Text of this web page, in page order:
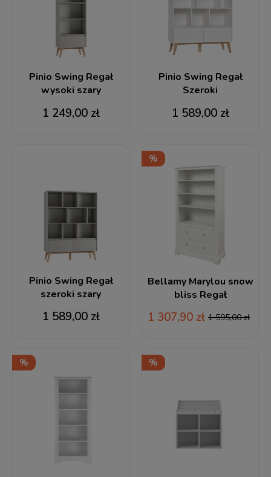
Pinio Swing Regał
wysoki szary
1 249,00 zł
Pinio Swing Regał
Szeroki
1 589,00 zł
Pinio Swing Regał
szeroki szary
1 589,00 zł
Bellamy Marylou snow
bliss Regał
1 307,90 zł 1 595,00 zł